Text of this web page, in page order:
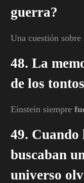
guerra?
Una cuestión
48. La
de los tontos
Einstein siempre
49. Cuando
buscaban
universo